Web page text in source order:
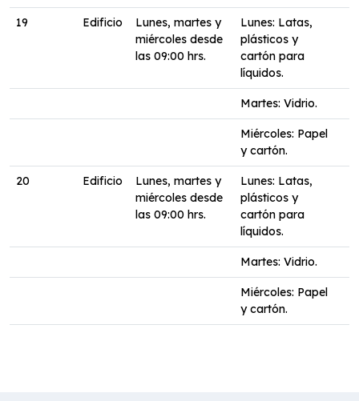
19 Edificio
Lunes, martes y
miércoles desde
las 09:00 hrs.
Lunes: Latas,
plásticos y
cartón para
líquidos.
Martes: Vidrio.
Miércoles: Papel
y cartón.
20 Edificio
Lunes, martes y
miércoles desde
las 09:00 hrs.
Lunes: Latas,
plásticos y
cartón para
líquidos.
Martes: Vidrio.
Miércoles: Papel
y cartón.